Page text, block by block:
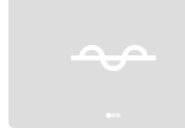
Previous slide